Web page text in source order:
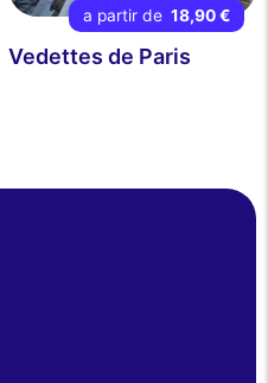
a partir de 18,90 €
Vedettes de Paris